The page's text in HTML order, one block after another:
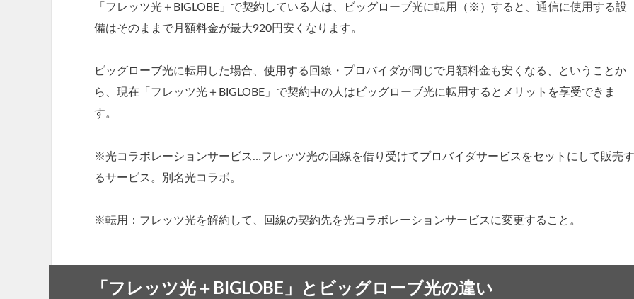
「フレッツ光＋BIGLOBE」で契約している人は、ビッグローブ光に転用（※）すると、通信に使用する設
備はそのままで月額料金が最大920円安くなります。
ビッグローブ光に転用した場合、使用する回線・プロバイダが同じで月額料金も安くなる、ということか
ら、現在「フレッツ光＋BIGLOBE」で契約中の人はビッグローブ光に転用するとメリットを享受できま
す。
※光コラボレーションサービス…フレッツ光の回線を借り受けてプロバイダサービスをセットにして販売す
るサービス。別名光コラボ。
※転用：フレッツ光を解約して、回線の契約先を光コラボレーションサービスに変更すること。
「フレッツ光＋BIGLOBE」とビッグローブ光の違い